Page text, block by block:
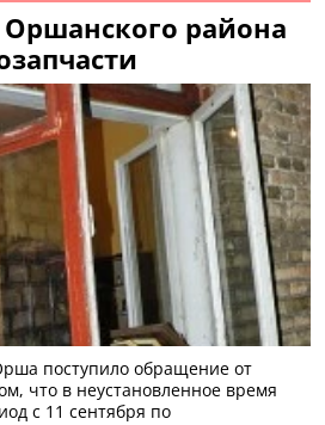
района
поступило обращение от
что в неустановленное время
с 11 сентября по